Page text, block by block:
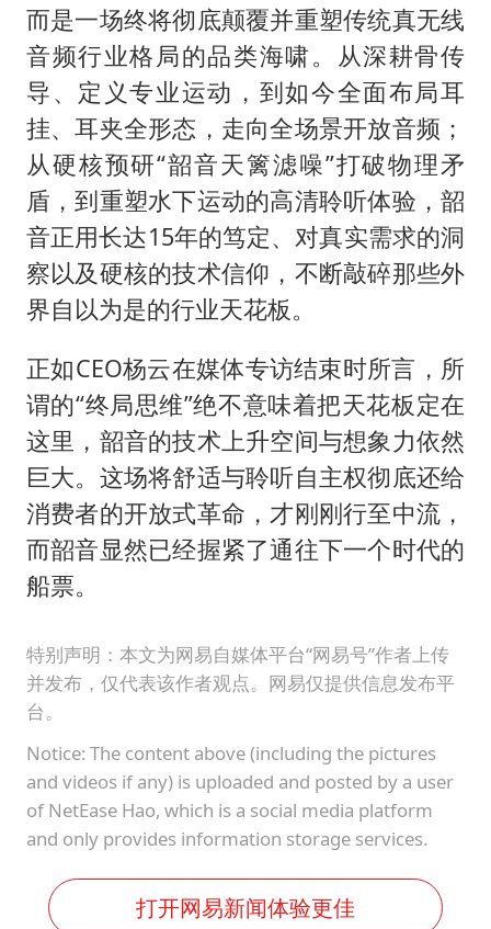
而是一场终将彻底颠覆并重塑传统真无线
音频行业格局的品类海啸。从深耕骨传
导、定义专业运动，到如今全面布局耳
挂、耳夹全形态，走向全场景开放音频；
从硬核预研“韶音天篱滤噪”打破物理矛
盾，到重塑水下运动的高清聆听体验，韶
音正用长达15年的笃定、对真实需求的洞
察以及硬核的技术信仰，不断敲碎那些外
界自以为是的行业天花板。
正如CEO杨云在媒体专访结束时所言，所
谓的“终局思维”绝不意味着把天花板定在
这里，韶音的技术上升空间与想象力依然
巨大。这场将舒适与聆听自主权彻底还给
消费者的开放式革命，才刚刚行至中流，
而韶音显然已经握紧了通往下一个时代的
船票。
特别声明：本文为网易自媒体平台“网易号”作者上传
并发布，仅代表该作者观点。网易仅提供信息发布平
台。
Notice: The content above (including the pictures
and videos if any) is uploaded and posted by a user
of NetEase Hao, which is a social media platform
and only provides information storage services.
打开网易新闻体验更佳